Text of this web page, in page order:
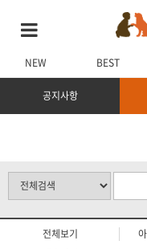
NEW BEST
공지사항
전체보기